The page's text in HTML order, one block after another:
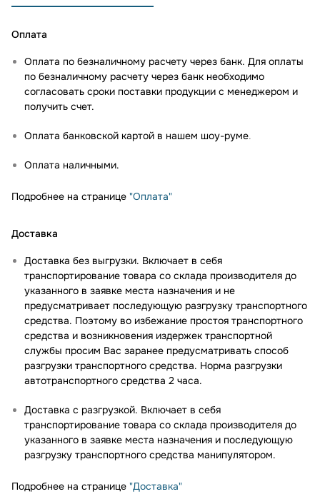
Оплата
Оплата по безналичному расчету через банк. Для оплаты
по безналичному расчету через банк необходимо
согласовать сроки поставки продукции с менеджером и
получить счет.
Оплата банковской картой в нашем шоу-руме.
Оплата наличными.
Подробнее на странице "Оплата"
Доставка
Доставка без выгрузки. Включает в себя
транспортирование товара со склада производителя до
указанного в заявке места назначения и не
предусматривает последующую разгрузку транспортного
средства. Поэтому во избежание простоя транспортного
средства и возникновения издержек транспортной
службы просим Вас заранее предусматривать способ
разгрузки транспортного средства. Норма разгрузки
автотранспортного средства 2 часа.
Доставка с разгрузкой. Включает в себя
транспортирование товара со склада производителя до
указанного в заявке места назначения и последующую
разгрузку транспортного средства манипулятором.
Подробнее на странице "Доставка"